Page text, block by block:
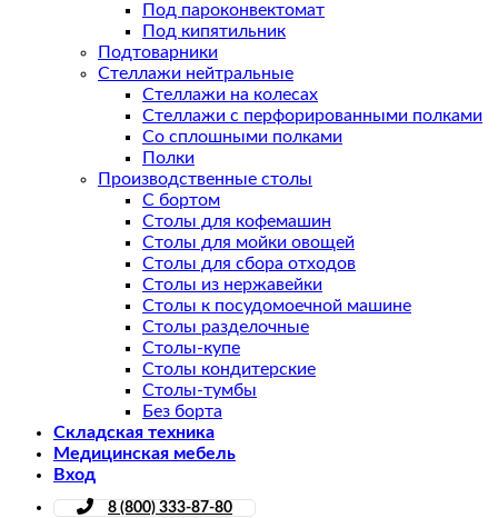
Под пароконвектомат
Под кипятильник
Подтоварники
Стеллажи нейтральные
Стеллажи на колесах
Стеллажи с перфорированными полками
Со сплошными полками
Полки
Производственные столы
С бортом
Столы для кофемашин
Столы для мойки овощей
Столы для сбора отходов
Столы из нержавейки
Столы к посудомоечной машине
Столы разделочные
Столы-купе
Столы кондитерские
Столы-тумбы
Без борта
Складская техника
Медицинская мебель
Вход
8 (800) 333-87-80